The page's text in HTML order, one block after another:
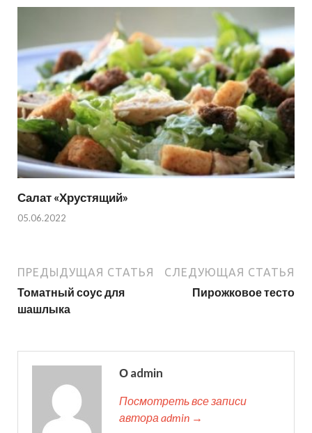
Салат «Хрустящий»
05.06.2022
ПРЕДЫДУЩАЯ СТАТЬЯ
Томатный соус для
шашлыка
СЛЕДУЮЩАЯ СТАТЬЯ
Пирожковое тесто
О admin
Посмотреть все записи
автора admin →